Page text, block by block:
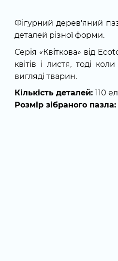
Фігурний дерев'яний
деталей різної форми.
Серія «Квіткова» від
квітів і листя, тоді
вигляді тварин.
Кількість деталей: 110
Розмір зібраного пазла: